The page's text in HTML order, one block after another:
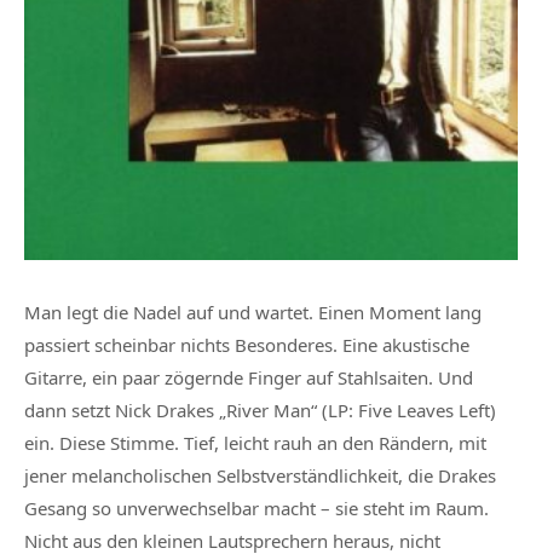
Man legt die Nadel auf und wartet. Einen Moment lang
passiert scheinbar nichts Besonderes. Eine akustische
Gitarre, ein paar zögernde Finger auf Stahlsaiten. Und
dann setzt Nick Drakes „River Man“ (LP: Five Leaves Left)
ein. Diese Stimme. Tief, leicht rauh an den Rändern, mit
jener melancholischen Selbstverständlichkeit, die Drakes
Gesang so unverwechselbar macht – sie steht im Raum.
Nicht aus den kleinen Lautsprechern heraus, nicht